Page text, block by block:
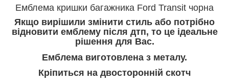
Емблема кришки багажника Ford Transit чорна
Якщо вирішили змінити стиль або потрібно
відновити емблему після дтп, то це ідеальне
рішення для Вас.
Емблема виготовлена з металу.
Кріпиться на двосторонній скотч